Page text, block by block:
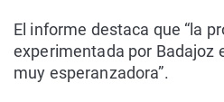
El informe destaca que “la
experimentada por Badajoz
muy esperanzadora”.